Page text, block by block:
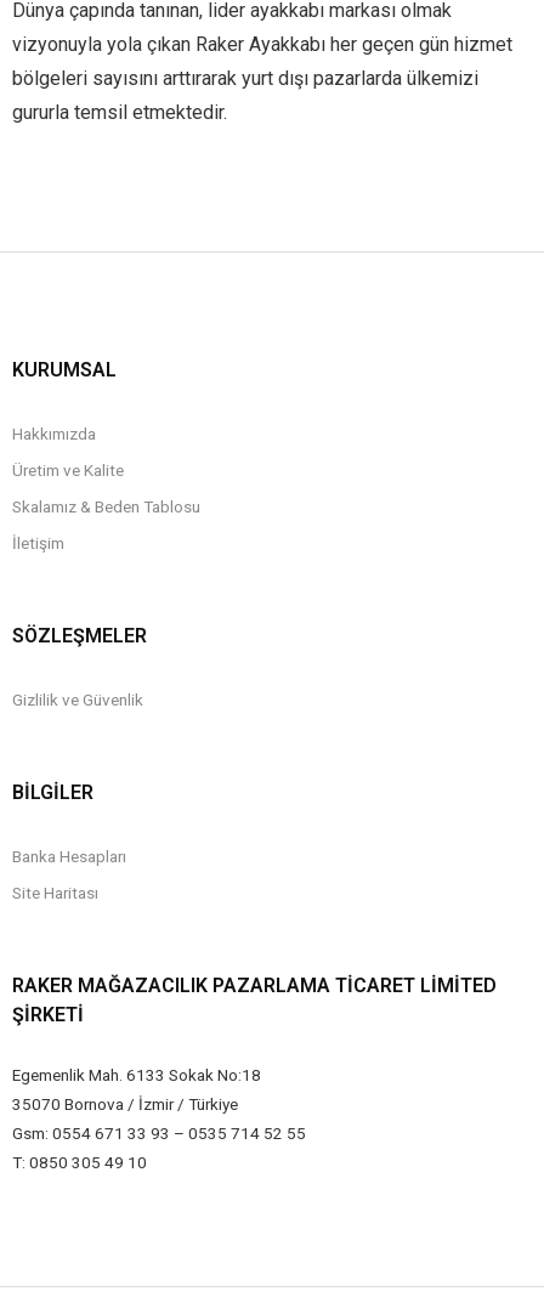
Dünya çapında tanınan, lider ayakkabı markası olmak
vizyonuyla yola çıkan Raker Ayakkabı her geçen gün hizmet
bölgeleri sayısını arttırarak yurt dışı pazarlarda ülkemizi
gururla temsil etmektedir.
KURUMSAL
Hakkımızda
Üretim ve Kalite
Skalamız & Beden Tablosu
İletişim
SÖZLEŞMELER
Gizlilik ve Güvenlik
BİLGİLER
Banka Hesapları
Site Haritası
RAKER MAĞAZACILIK PAZARLAMA TICARET LIMITED
ŞIRKETI
Egemenlik Mah. 6133 Sokak No:18
35070 Bornova / İzmir / Türkiye
Gsm: 0554 671 33 93 – 0535 714 52 55
T: 0850 305 49 10